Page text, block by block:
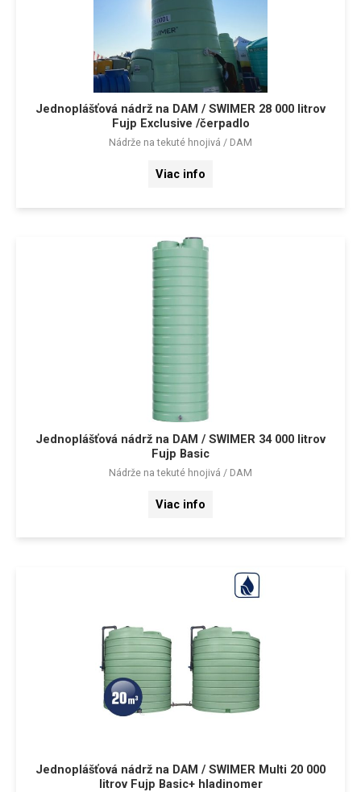
Jednoplášťová nádrž na DAM / SWIMER 28 000 litrov
Fujp Exclusive /čerpadlo
Nádrže na tekuté hnojivá / DAM
Viac info
Jednoplášťová nádrž na DAM / SWIMER 34 000 litrov
Fujp Basic
Nádrže na tekuté hnojivá / DAM
Viac info
Jednoplášťová nádrž na DAM / SWIMER Multi 20 000
litrov Fujp Basic+ hladinomer